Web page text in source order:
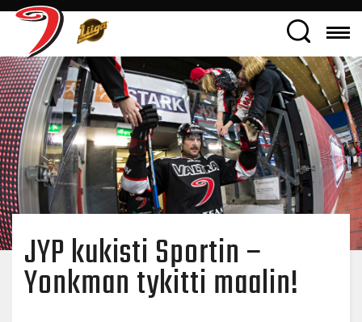
JYP kukisti Sportin –
Yonkman tykitti maalin!